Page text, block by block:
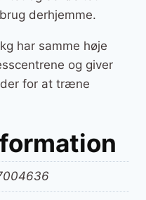
derhjemme.
har samme høje
og giver
for at træne